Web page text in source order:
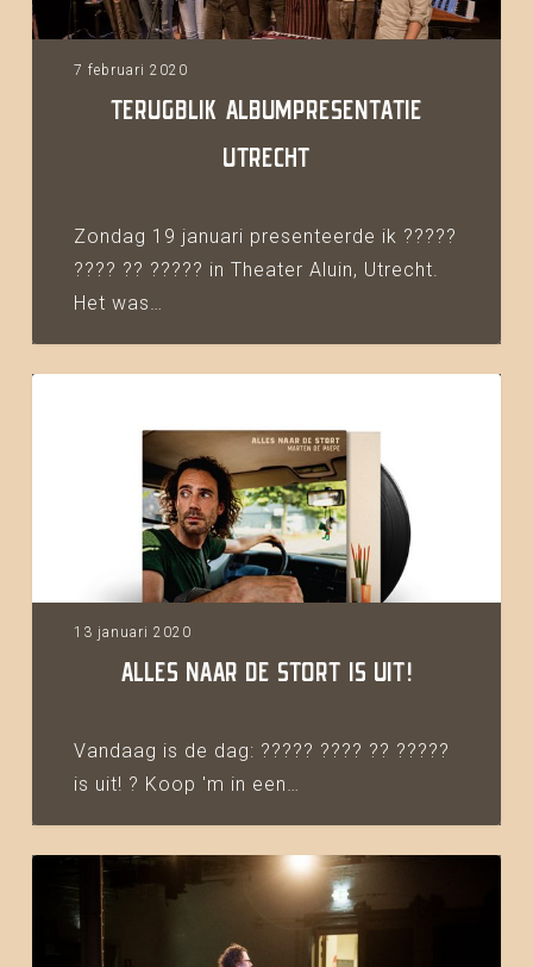
7 februari 2020
TERUGBLIK ALBUMPRESENTATIE
UTRECHT
Zondag 19 januari presenteerde ik ?????
???? ?? ????? in Theater Aluin, Utrecht.
Het was…
13 januari 2020
ALLES NAAR DE STORT IS UIT!
Vandaag is de dag: ????? ???? ?? ?????
is uit! ? Koop 'm in een…
Theatertour
Alles
naar